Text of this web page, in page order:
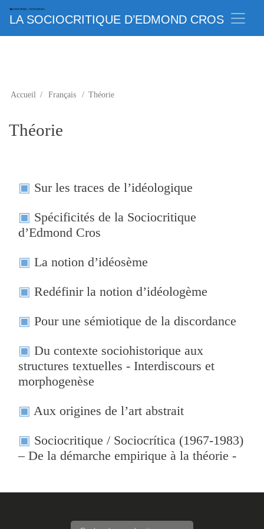
LA SOCIOCRITIQUE D’EDMOND CROS
Accueil / Français / Théorie
Théorie
Sur les traces de l’idéologique
Spécificités de la Sociocritique
d’Edmond Cros
La notion d’idéosème
Redéfinir la notion d’idéologème
Pour une sémiotique de la discordance
Du contexte sociohistorique aux
structures textuelles - Interdiscours et
morphogenèse
Aux origines de l’art abstrait
Sociocritique / Sociocrítica (1967-1983)
– De la démarche empirique à la théorie -